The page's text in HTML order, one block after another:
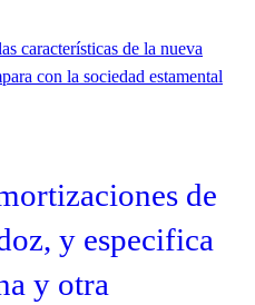
características de la nueva
con la sociedad estamental
de
y especifica
y otra